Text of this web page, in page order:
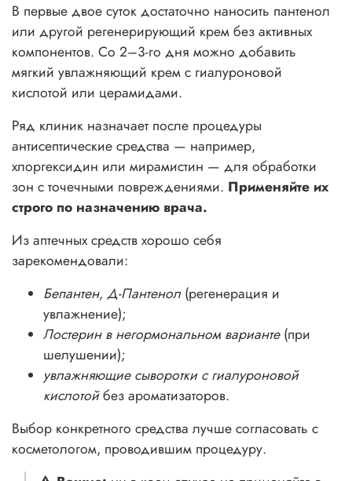
В первые двое суток достаточно наносить пантенол
или другой регенерирующий крем без активных
компонентов. Со 2–3-го дня можно добавить
мягкий увлажняющий крем с гиалуроновой
кислотой или церамидами.
Ряд клиник назначает после процедуры
антисептические средства — например,
хлоргексидин или мирамистин — для обработки
зон с точечными повреждениями. Применяйте их
строго по назначению врача.
Из аптечных средств хорошо себя
зарекомендовали:
Бепантен, Д-Пантенол(регенерация и
увлажнение);
Лостерин в негормональном варианте(при
шелушении);
увлажняющие сыворотки с гиалуроновой
кислотойбез ароматизаторов.
Выбор конкретного средства лучше согласовать с
косметологом, проводившим процедуру.